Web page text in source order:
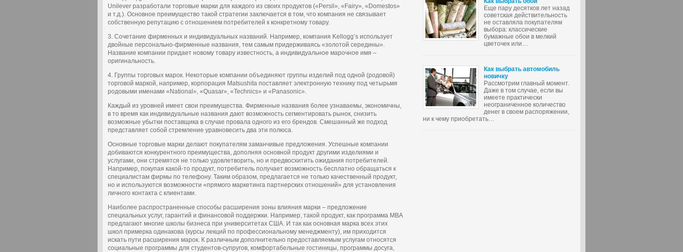
Unilever разработали торговые марки для каждого из своих продуктов («Persil», «Fairy», «Domestos»
и т.д.). Основное преимущество такой стратегии заключается в том, что компания не связывает
собственную репутацию с отношением потребителей к конкретному товару.
3. Сочетание фирменных и индивидуальных названий. Например, компания Kellogg’s использует
двойные персонально-фирменные названия, тем самым придерживаясь «золотой середины».
Название компании придает новому товару известность, а индивидуальное марочное имя –
оригинальность.
4. Группы торговых марок. Некоторые компании объединяют группы изделий под одной (родовой)
торговой маркой, например, корпорация Matsushita поставляет электронную технику под четырьмя
родовыми именами «National», «Quasar», «Technics» и «Panasonic».
Каждый из уровней имеет свои преимущества. Фирменные названия более узнаваемы, экономичны,
в то время как индивидуальные названия дают возможность сегментировать рынок, снизить
возможные убытки поставщика в случае провала одного из его брендов. Смешанный же подход
представляет собой стремление уравновесить два эти полюса.
Основные торговые марки делают покупателям заманчивые предложения. Успешные компании
добиваются конкурентного преимущества, дополняя основной продукт другими изделиями и
услугами, они стремятся не только удовлетворить, но и предвосхитить ожидания потребителей.
Например, покупая какой-то продукт, потребитель получает возможность бесплатно обращаться к
специалистам фирмы по телефону. Таким образом, предлагается не только качественный продукт,
но и используются возможности «прямого маркетинга партнерских отношений» для установления
личного контакта с клиентами.
Наиболее распространенные способы расширения зоны влияния марки – предложение
специальных услуг, гарантий и финансовой поддержки. Например, такой продукт, как программа MBA
предлагают многие школы бизнеса при университетах США. И так как основная марка всех этих
школ примерка одинакова (курсы лекций по профессиональному менеджменту), им приходится
искать пути расширения марок. К различным дополнительно предоставляемым услугам относятся
социальные программы для студентов-супругов, комфортабельные гостиницы, программы досуга,
Еще пару десятков лет назад
советская действительность
не оставляла покупателям
выбора: классические
бумажные обои в мелкий
цветочек или…
Как выбрать автомобиль
новичку
Рассмотрим главный момент.
Даже в том случае, если вы
имеете практически
неограниченное количество
денег в своем распоряжении,
ни к чему приобретать…